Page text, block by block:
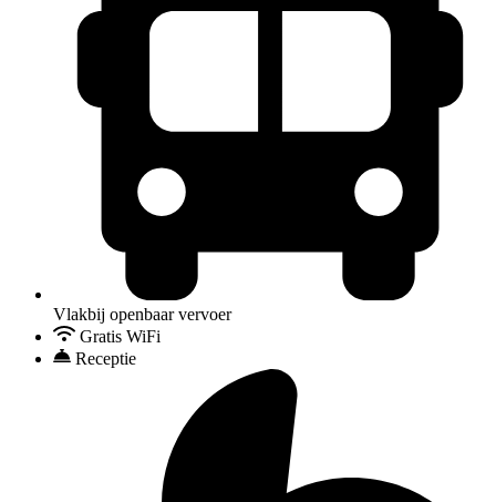
Vlakbij openbaar vervoer
Gratis WiFi
Receptie